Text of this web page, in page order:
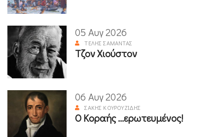
05 Αυγ 2026
ΤΈΛΗΣ ΣΑΜΑΝΤΆΣ
Τζον Χιούστον
06 Αυγ 2026
ΣΆΚΗΣ ΚΟΥΡΟΥΖΊΔΗΣ
Ο Κοραής ...ερωτευμένος!